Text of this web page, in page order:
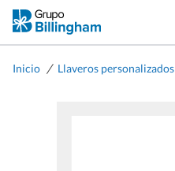
Inicio / Llaveros personalizados